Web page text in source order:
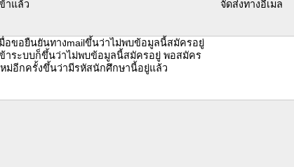
าแล้ว จัดส่งทางอีเมล
อขอยืนยันทางmailขึ้นว่าไม่พบข้อมูลนี้สมัครอยู่
าระบบก็ขึ้นว่าไม่พบข้อมูลนี้สมัครอยู่ พอสมัคร
ม่อีกครั้งขึ้นว่ามีรหัสนักศึกษานี้อยู่แล้ว